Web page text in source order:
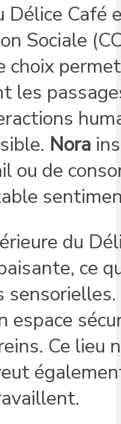
Délice
Sociale
choix
les
Nora
ou de
du
ce
espace
Ce lieu